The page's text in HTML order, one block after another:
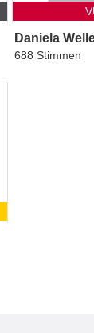
Daniela
688 Stimmen